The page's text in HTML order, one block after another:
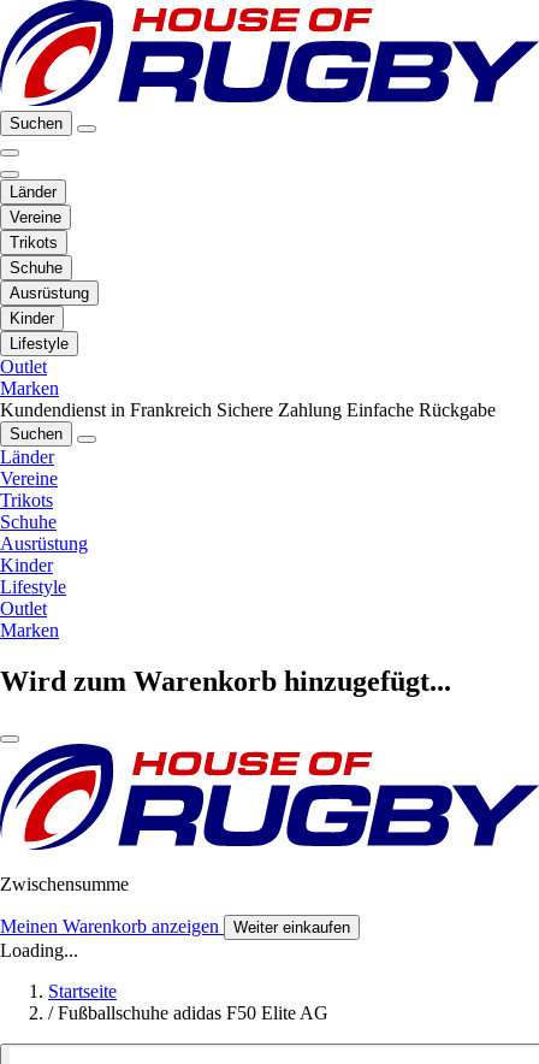
Suchen
Länder
Vereine
Trikots
Schuhe
Ausrüstung
Kinder
Lifestyle
Outlet
Marken
Kundendienst in Frankreich Sichere Zahlung Einfache Rückgabe
Suchen
Länder
Vereine
Trikots
Schuhe
Ausrüstung
Kinder
Lifestyle
Outlet
Marken
Wird zum Warenkorb hinzugefügt...
Zwischensumme
Meinen Warenkorb anzeigen Weiter einkaufen
Loading...
Startseite
/ Fußballschuhe adidas F50 Elite AG